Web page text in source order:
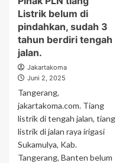
Listrik belum di
pindahkan, sudah 3
tahun berdiri tengah
jalan.
Jakartakoma
Juni 2, 2025
Tangerang,
jakartakoma.com. Tiang
listrik di tengah jalan, tiang
listrik di jalan raya irigasi
Sukamulya, Kab.
Tangerang, Banten belum